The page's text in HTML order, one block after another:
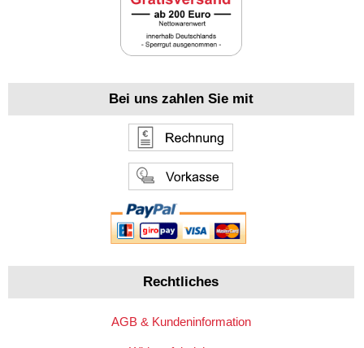
Bei uns zahlen Sie mit
Rechtliches
AGB & Kundeninformation